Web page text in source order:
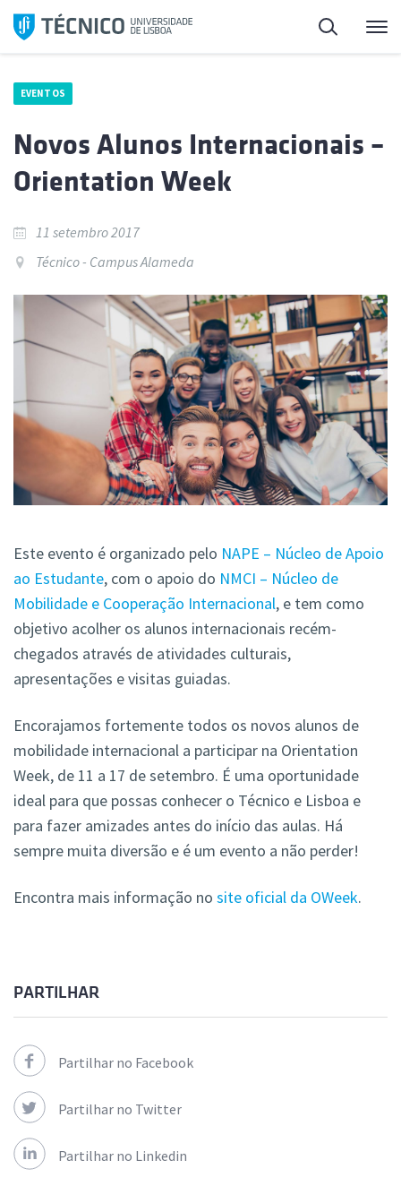
Saltar
para
Pesquisa
EVENTOS
Novos Alunos Internacionais –
Orientation Week
11 setembro 2017
Técnico - Campus Alameda
Este evento é organizado pelo NAPE – Núcleo de Apoio
ao Estudante, com o apoio do NMCI – Núcleo de
Mobilidade e Cooperação Internacional, e tem como
objetivo acolher os alunos internacionais recém-
chegados através de atividades culturais,
apresentações e visitas guiadas.
Encorajamos fortemente todos os novos alunos de
mobilidade internacional a participar na Orientation
Week, de 11 a 17 de setembro. É uma oportunidade
ideal para que possas conhecer o Técnico e Lisboa e
para fazer amizades antes do início das aulas. Há
sempre muita diversão e é um evento a não perder!
Encontra mais informação no site oficial da OWeek.
PARTILHAR
Partilhar no Facebook
Partilhar no Twitter
Partilhar no Linkedin